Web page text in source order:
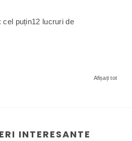
cel puțin12 lucruri de
Afișați tot
INTERESANTE